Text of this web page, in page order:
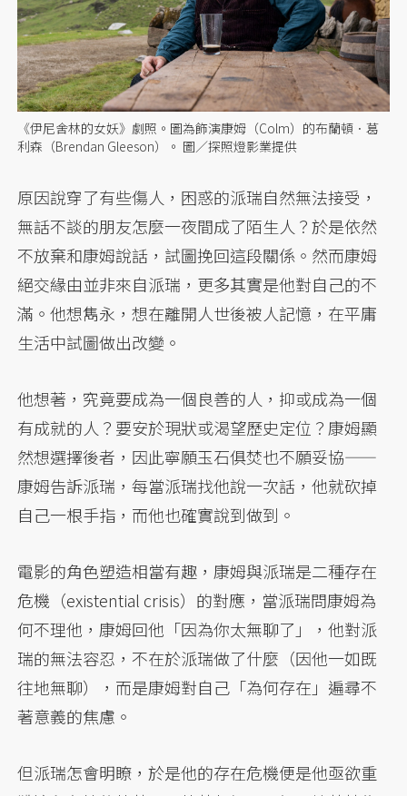
《伊尼舍林的女妖》劇照。圖為飾演康姆（Colm）的布蘭頓．葛
利森（Brendan Gleeson）。 圖／探照燈影業提供
原因說穿了有些傷人，困惑的派瑞自然無法接受，
無話不談的朋友怎麼一夜間成了陌生人？於是依然
不放棄和康姆說話，試圖挽回這段關係。然而康姆
絕交緣由並非來自派瑞，更多其實是他對自己的不
滿。他想雋永，想在離開人世後被人記憶，在平庸
生活中試圖做出改變。
他想著，究竟要成為一個良善的人，抑或成為一個
有成就的人？要安於現狀或渴望歷史定位？康姆顯
然想選擇後者，因此寧願玉石俱焚也不願妥協——
康姆告訴派瑞，每當派瑞找他說一次話，他就砍掉
自己一根手指，而他也確實說到做到。
電影的角色塑造相當有趣，康姆與派瑞是二種存在
危機（existential crisis）的對應，當派瑞問康姆為
何不理他，康姆回他「因為你太無聊了」，他對派
瑞的無法容忍，不在於派瑞做了什麼（因他一如既
往地無聊），而是康姆對自己「為何存在」遍尋不
著意義的焦慮。
但派瑞怎會明瞭，於是他的存在危機便是他亟欲重